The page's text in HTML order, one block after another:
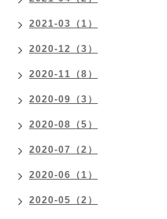
2021-03（1）
2020-12（3）
2020-11（8）
2020-09（3）
2020-08（5）
2020-07（2）
2020-06（1）
2020-05（2）